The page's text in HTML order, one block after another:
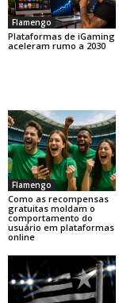
Flamengo
Plataformas de iGaming
aceleram rumo a 2030
Flamengo
Como as recompensas
gratuitas moldam o
comportamento do
usuário em plataformas
online